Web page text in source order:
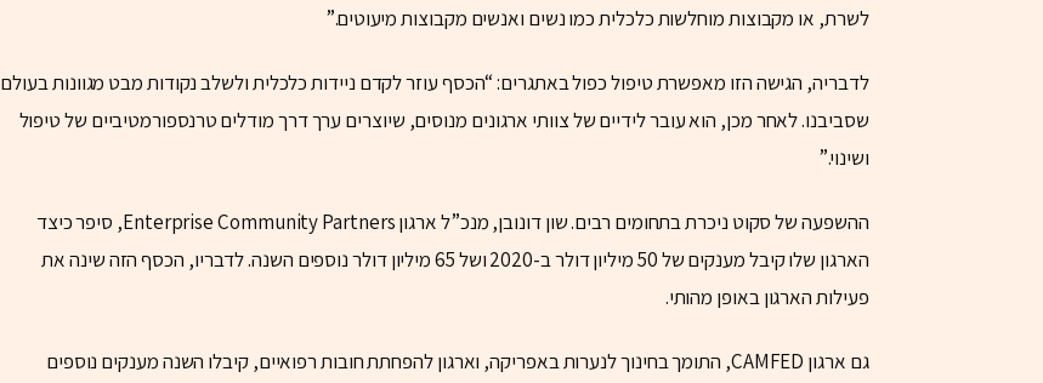
לשרת, או מקבוצות מוחלשות כלכלית כמו נשים ואנשים מקבוצות מיעוטים.”
לדבריה, הגישה הזו מאפשרת טיפול כפול באתגרים: “הכסף עוזר לקדם ניידות כלכלית ולשלב נקודות מבט מגוונות בעולם
שסביבנו. לאחר מכן, הוא עובר לידיים של צוותי ארגונים מנוסים, שיוצרים ערך דרך מודלים טרנספורמטיביים של טיפול
ושינוי.”
ההשפעה של סקוט ניכרת בתחומים רבים. שון דונובן, מנכ”ל ארגון Enterprise Community Partners, סיפר כיצד
הארגון שלו קיבל מענקים של 50 מיליון דולר ב-2020 ושל 65 מיליון דולר נוספים השנה. לדבריו, הכסף הזה שינה את
פעילות הארגון באופן מהותי.
גם ארגון CAMFED, התומך בחינוך לנערות באפריקה, וארגון להפחתת חובות רפואיים, קיבלו השנה מענקים נוספים